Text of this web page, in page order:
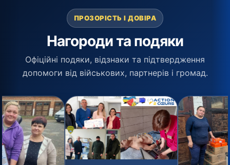
ПРОЗОРІСТЬ І ДОВІРА
Нагороди та подяки
Офіційні подяки, відзнаки та підтвердження
допомоги від військових, партнерів і громад.